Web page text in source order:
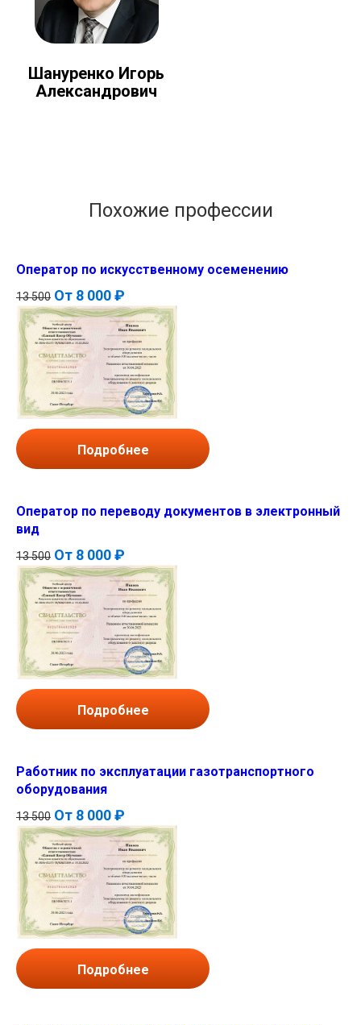
Шануренко Игорь
Александрович
Похожие профессии
Оператор по искусственному осеменению
13 500 От 8 000 ₽
Подробнее
Оператор по переводу документов в электронный
вид
13 500 От 8 000 ₽
Подробнее
Работник по эксплуатации газотранспортного
оборудования
13 500 От 8 000 ₽
Подробнее